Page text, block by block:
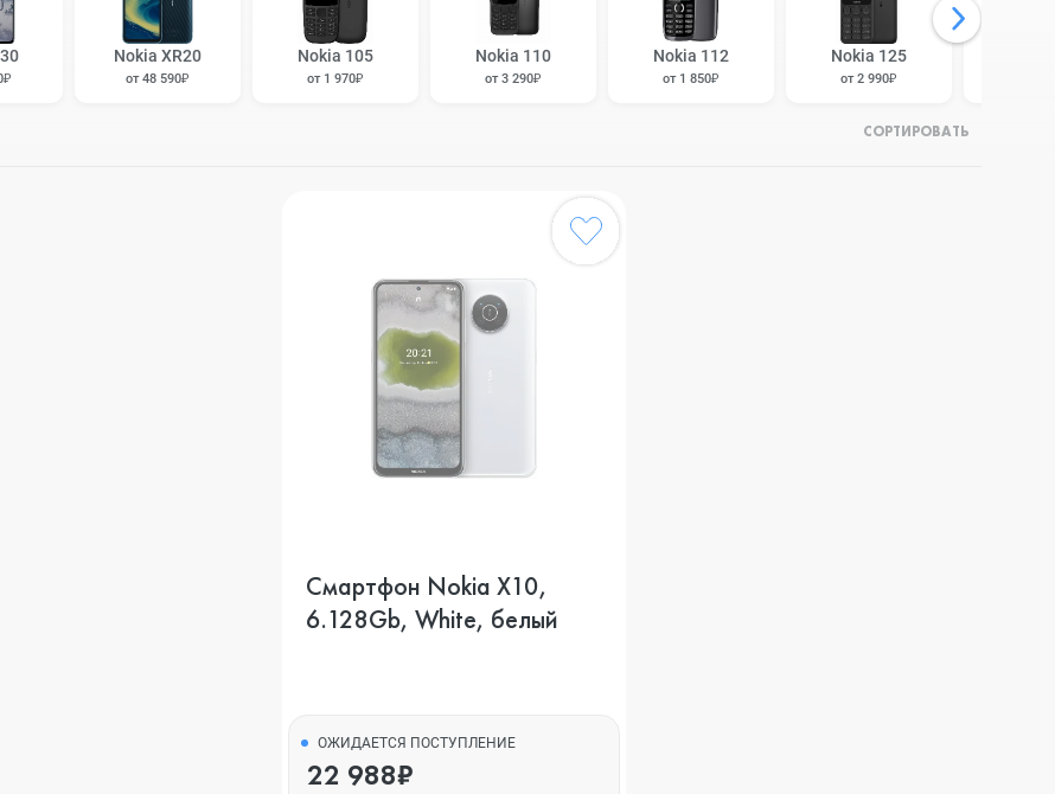
Nokia XR20
от 48 590₽
Nokia 105
от 1 970₽
Nokia 110
от 3 290₽
Nokia 112
от 1 850₽
Nokia 125
от 2 990₽
СОРТИРОВАТЬ
Смартфон Nokia X10,
6.128Gb, White, белый
ОЖИДАЕТСЯ ПОСТУПЛЕНИЕ
22 988₽